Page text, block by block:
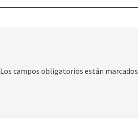
Los campos obligatorios están marcados